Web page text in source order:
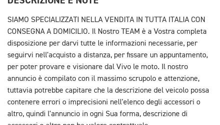
SIAMO SPECIALIZZATI NELLA VENDITA IN TUTTA ITALIA CON
CONSEGNA A DOMICILIO. Il Nostro TEAM è a Vostra completa
disposizione per darvi tutte le informazioni necessarie, per
seguirvi nell'acquisto a distanza, per fissare un appuntamento,
per poter provare e visionare dal Vivo le moto. Il nostro
annuncio è compilato con il massimo scrupolo e attenzione,
tuttavia potrebbe capitare che la descrizione del veicolo possa
contenere errori o imprecisioni nell'elenco degli accessori o
altro, quindi l'annuncio in ogni Sua forma, descrizione di